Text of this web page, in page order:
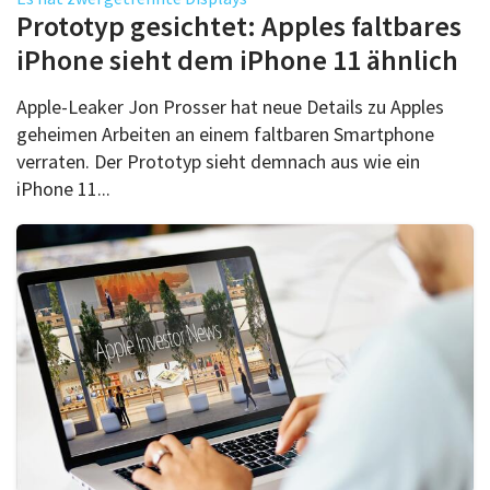
Podcast
Mac Life+
Prototyp gesichtet: Apples faltbares
iPhone sieht dem iPhone 11 ähnlich
Apple-Leaker Jon Prosser hat neue Details zu Apples
geheimen Arbeiten an einem faltbaren Smartphone
verraten. Der Prototyp sieht demnach aus wie ein
iPhone 11...